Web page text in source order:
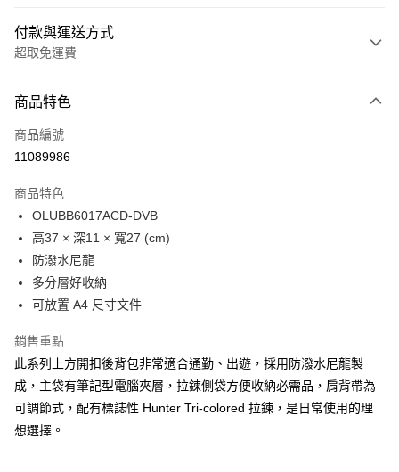
付款與運送方式
超取免運費
信用卡一次付款
LINE Pay
Google Pay
貨到付款
運送方式
免運費
付款後萊爾富取貨
付款後7-11取貨
商品特色
商品編號
11089986
商品特色
OLUBB6017ACD-DVB
高37 × 深11 × 寬27 (cm)
防潑水尼龍
多分層好收納
可放置 A4 尺寸文件
銷售重點
此系列上方開扣後背包非常適合通勤、出遊，採用防潑水尼龍製
成，主袋有筆記型電腦夾層，拉鍊側袋方便收納必需品，肩背帶為
可調節式，配有標誌性 Hunter Tri-colored 拉鍊，是日常使用的理
想選擇。